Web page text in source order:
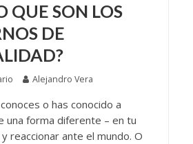
QUE SON LOS
DE
Alejandro Vera
o has conocido a
una forma diferente – en tu
reaccionar ante el mundo. O